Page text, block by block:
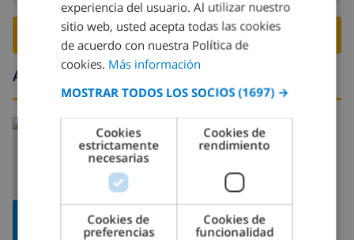
RESERVE ESTE CHALÉ ›
Alrededores
DUTCH
FRENCH
GERMAN
CATALAN
ITALIAN
DANISH
experiencia del usuario. Al utilizar nuestro
sitio web, usted acepta todas las cookies
de acuerdo con nuestra Política de
cookies. Más información
MOSTRAR TODOS LOS SOCIOS (1697) →
Cookies
estrictamente
necesarias
Cookies de
rendimiento
Cookies de
preferencias
Cookies de
funcionalidad